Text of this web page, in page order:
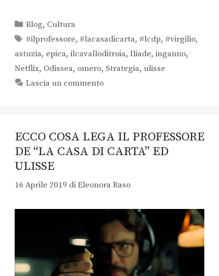
Blog, Cultura
#ilprofessore, #lacasadicarta, #lcdp, #virgilio,
astuzia, epica, ilcavalloditroia, Iliade, inganno,
Netflix, Odissea, omero, Strategia, ulisse
Lascia un commento
ECCO COSA LEGA IL PROFESSORE
DE “LA CASA DI CARTA” ED
ULISSE
16 Aprile 2019 diEleonora Raso